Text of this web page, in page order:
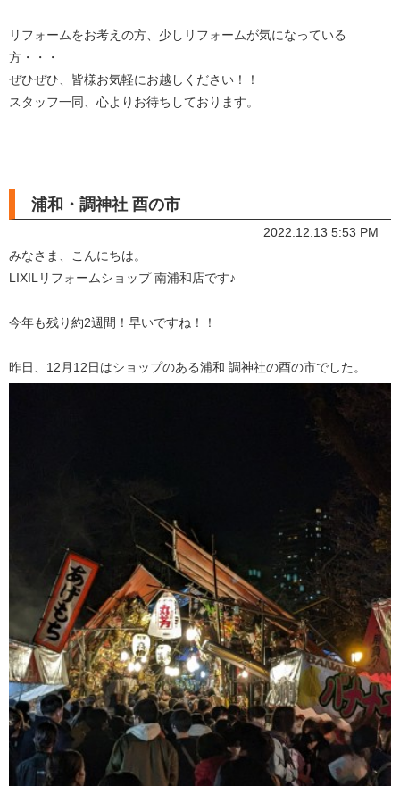
リフォームをお考えの方、少しリフォームが気になっている
方・・・
ぜひぜひ、皆様お気軽にお越しください！！
スタッフ一同、心よりお待ちしております。
浦和・調神社 酉の市
2022.12.13 5:53 PM
みなさま、こんにちは。
LIXILリフォームショップ 南浦和店です♪
今年も残り約2週間！早いですね！！
昨日、12月12日はショップのある浦和 調神社の酉の市でした。